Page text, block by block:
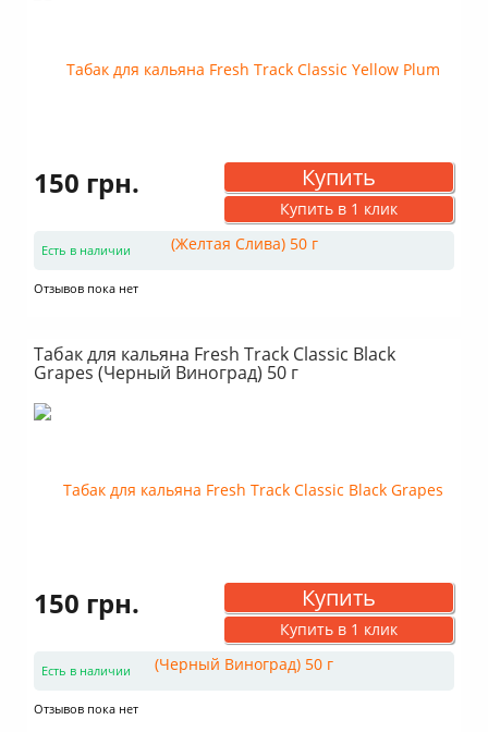
150 грн. Купить
Купить в 1 клик
Есть в наличии
Отзывов пока нет
Табак для кальяна Fresh Track Classic Black
Grapes (Черный Виноград) 50 г
150 грн. Купить
Купить в 1 клик
Есть в наличии
Отзывов пока нет